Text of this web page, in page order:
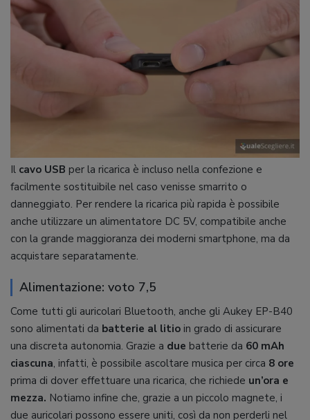
Il cavo USB per la ricarica è incluso nella confezione e
facilmente sostituibile nel caso venisse smarrito o
danneggiato. Per rendere la ricarica più rapida è possibile
anche utilizzare un alimentatore DC 5V, compatibile anche
con la grande maggioranza dei moderni smartphone, ma da
acquistare separatamente.
Alimentazione: voto 7,5
Come tutti gli auricolari Bluetooth, anche gli Aukey EP-B40
sono alimentati da batterie al litio in grado di assicurare
una discreta autonomia. Grazie a due batterie da 60 mAh
ciascuna, infatti, è possibile ascoltare musica per circa 8 ore
prima di dover effettuare una ricarica, che richiede un’ora e
mezza. Notiamo infine che, grazie a un piccolo magnete, i
due auricolari possono essere uniti, così da non perderli nel